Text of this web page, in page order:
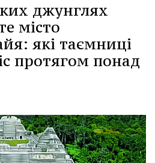
джунглях
місто
які таємниці
протягом понад